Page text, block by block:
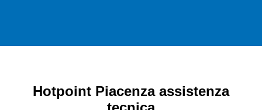
Hotpoint Piacenza assistenza